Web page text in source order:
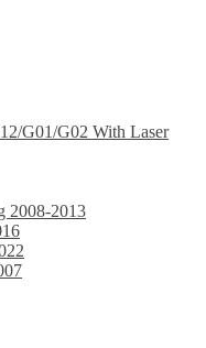
G01/G02 With Laser
2008-2013